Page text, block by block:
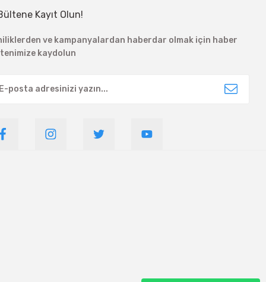
Kayıt Olun!
ve kampanyalardan haberdar olmak için haber
kaydolun